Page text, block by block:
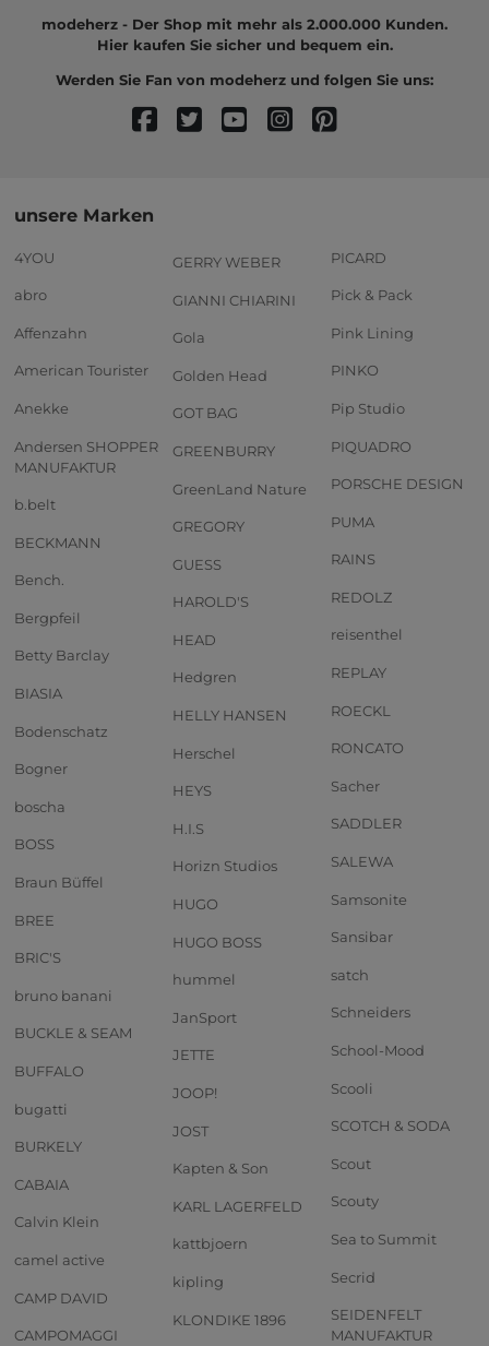
modeherz - Der Shop mit mehr als 2.000.000 Kunden.
Hier kaufen Sie sicher und bequem ein.
Werden Sie Fan von modeherz und folgen Sie uns:
unsere Marken
4YOU
abro
Affenzahn
American Tourister
Anekke
Andersen SHOPPER
MANUFAKTUR
b.belt
BECKMANN
Bench.
Bergpfeil
Betty Barclay
BIASIA
Bodenschatz
Bogner
boscha
BOSS
Braun Büffel
BREE
BRIC'S
bruno banani
BUCKLE & SEAM
BUFFALO
bugatti
BURKELY
CABAIA
Calvin Klein
camel active
CAMP DAVID
CAMPOMAGGI
GERRY WEBER
GIANNI CHIARINI
Gola
Golden Head
GOT BAG
GREENBURRY
GreenLand Nature
GREGORY
GUESS
HAROLD'S
HEAD
Hedgren
HELLY HANSEN
Herschel
HEYS
H.I.S
Horizn Studios
HUGO
HUGO BOSS
hummel
JanSport
JETTE
JOOP!
JOST
Kapten & Son
KARL LAGERFELD
kattbjoern
kipling
KLONDIKE 1896
PICARD
Pick & Pack
Pink Lining
PINKO
Pip Studio
PIQUADRO
PORSCHE DESIGN
PUMA
RAINS
REDOLZ
reisenthel
REPLAY
ROECKL
RONCATO
Sacher
SADDLER
SALEWA
Samsonite
Sansibar
satch
Schneiders
School-Mood
Scooli
SCOTCH & SODA
Scout
Scouty
Sea to Summit
Secrid
SEIDENFELT
MANUFAKTUR